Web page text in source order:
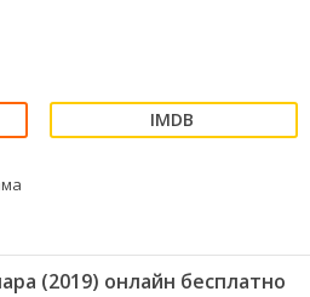
(2019) онлайн бесплатно